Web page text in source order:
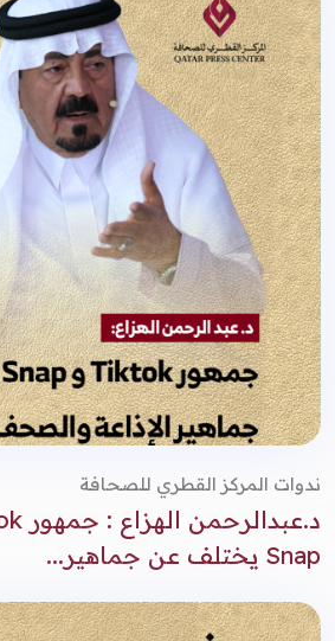
ندوات المركز القطري للصحافة
Snap يختلف عن جماهير...